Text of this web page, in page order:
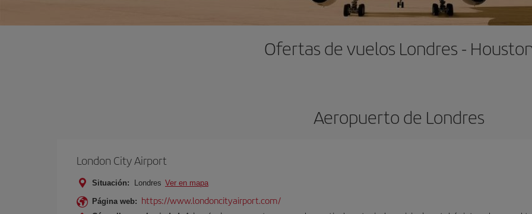
Ofertas de vuelos Londres -
Aeropuerto de Londres
London City Airport
Situación: Londres Ver en mapa
Página web: https://www.londoncityairport.com/